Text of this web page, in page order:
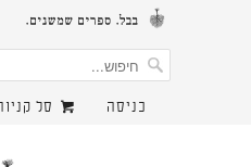
כניסה סל